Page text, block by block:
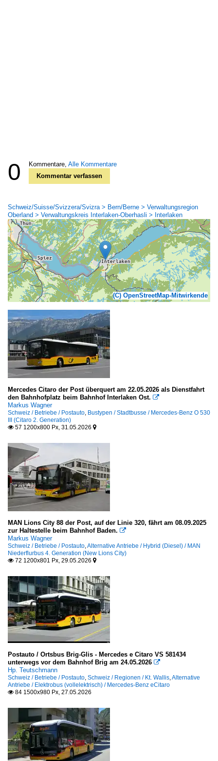
0 Kommentare, Alle Kommentare
Kommentar verfassen
Schweiz/Suisse/Svizzera/Svizra > Bern/Berne > Verwaltungsregion
Oberland > Verwaltungskreis Interlaken-Oberhasli > Interlaken
(C) OpenStreetMap-Mitwirkende
Mercedes Citaro der Post überquert am 22.05.2026 als Dienstfahrt
den Bahnhofplatz beim Bahnhof Interlaken Ost. 
Markus Wagner
Schweiz / Betriebe / Postauto, Bustypen / Stadtbusse / Mercedes-Benz O 530
III (Citaro 2. Generation)
 57 1200x800 Px, 31.05.2026 
MAN Lions City 88 der Post, auf der Linie 320, fährt am 08.09.2025
zur Haltestelle beim Bahnhof Baden. 
Markus Wagner
Schweiz / Betriebe / Postauto,Alternative Antriebe / Hybrid (Diesel) / MAN
Niederflurbus 4. Generation (New Lions City)
 72 1200x801 Px, 29.05.2026 
Postauto / Ortsbus Brig-Glis - Mercedes e Citaro VS 581434
unterwegs vor dem Bahnhof Brig am 24.05.2026 
Hp. Teutschmann
Schweiz / Betriebe / Postauto, Schweiz / Regionen / Kt. Wallis,Alternative
Antriebe / Elektrobus (vollelektrisch) / Mercedes-Benz eCitaro
 84 1500x980 Px, 27.05.2026